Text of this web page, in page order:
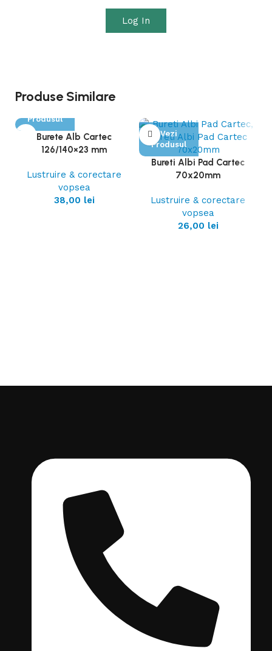
Log In
Produse Similare
Produsul
Burete Alb Cartec
126/140×23 mm
Lustruire & corectare
vopsea
38,00 lei
Vezi
Produsul
Bureti Albi Pad Cartec
70x20mm
Lustruire & corectare
vopsea
26,00 lei